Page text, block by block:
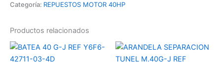
Categoría: REPUESTOS MOTOR 40HP
Productos relacionados